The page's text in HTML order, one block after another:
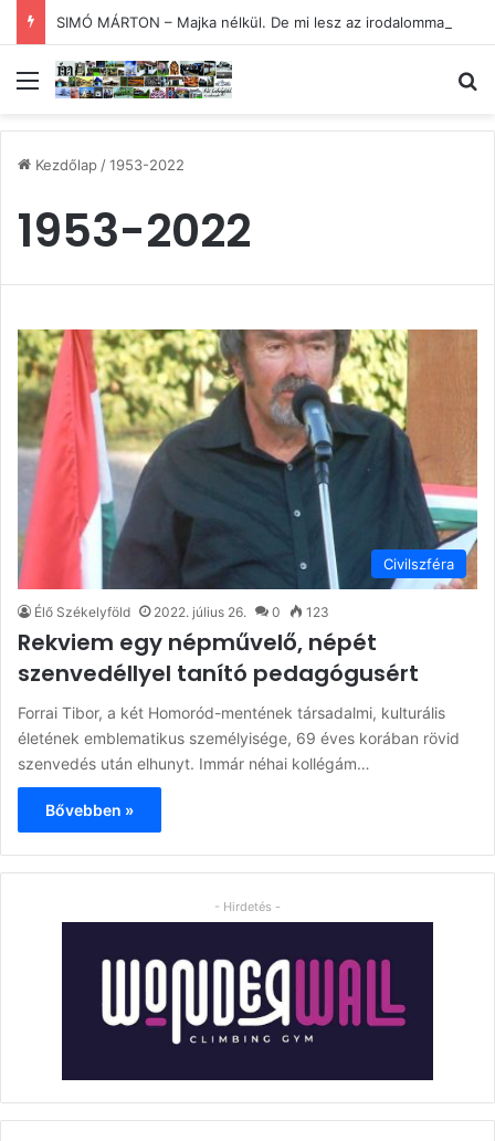
SIMÓ MÁRTON – Majka nélkül. De mi lesz az irodalommal?
Menü
Kezdőlap/1953-2022
1953-2022
Civilszféra
Élő Székelyföld 2022. július 26. 0 123
Rekviem egy népművelő, népét
szenvedéllyel tanító pedagógusért
Forrai Tibor, a két Homoród-mentének társadalmi, kulturális
életének emblematikus személyisége, 69 éves korában rövid
szenvedés után elhunyt. Immár néhai kollégám…
Bővebben »
- Hirdetés -